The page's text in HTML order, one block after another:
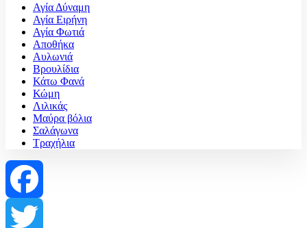
Αγία Δύναμη
Αγία Ειρήνη
Αγία Φωτιά
Αποθήκα
Αυλωνιά
Βρουλίδια
Κάτω Φανά
Κώμη
Λιλικάς
Μαύρα βόλια
Σαλάγωνα
Τραχήλια
Facebook